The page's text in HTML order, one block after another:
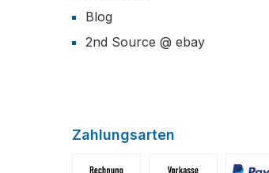
Blog
2nd Source @ ebay
Zahlungsarten